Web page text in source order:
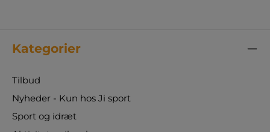
Kategorier
Tilbud
Nyheder - Kun hos Ji sport
Sport og idræt